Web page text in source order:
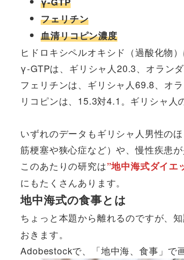
フェリチン
血清リコピン濃度
ヒドロキシペルオキシド（過酸化物
γ-GTPは、ギリシャ人20.3、オラン
フェリチンは、ギリシャ人69.8、オ
リコピンは、15.3対4.1。ギリシャ人
いずれのデータもギリシャ人男性の
筋梗塞や狭心症など）や、慢性疾患
このあたりの研究は”地中海式ダイエ
にもたくさんあります。
地中海式の食事とは
ちょっと本題から離れるのですが、
おきます。
Adobestockで、「地中海、食事」で